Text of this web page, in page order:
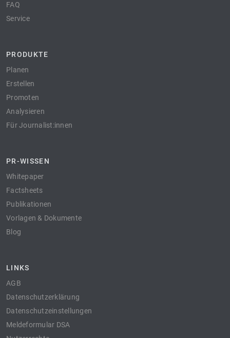
FAQ
Service
PRODUKTE
Planen
Erstellen
Promoten
Analysieren
Für Journalist:innen
PR-WISSEN
Whitepaper
Factsheets
Publikationen
Vorlagen & Dokumente
Blog
LINKS
AGB
Datenschutzerklärung
Datenschutzeinstellungen
Meldeformular DSA